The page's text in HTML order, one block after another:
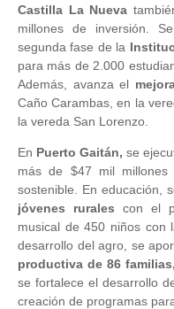
Castilla La Nueva
millones de inversión.
segunda fase de la
para más de 2.000
Además, avanza el
Caño Carambas, en la
la vereda San Lorenzo.
En Puerto Gaitán, se
más de $47 mil
sostenible. En educación,
jóvenes rurales con el
musical de 450 niños con
desarrollo del agro, se
productiva de 86 familias,
se fortalece el desarrollo
creación de programas